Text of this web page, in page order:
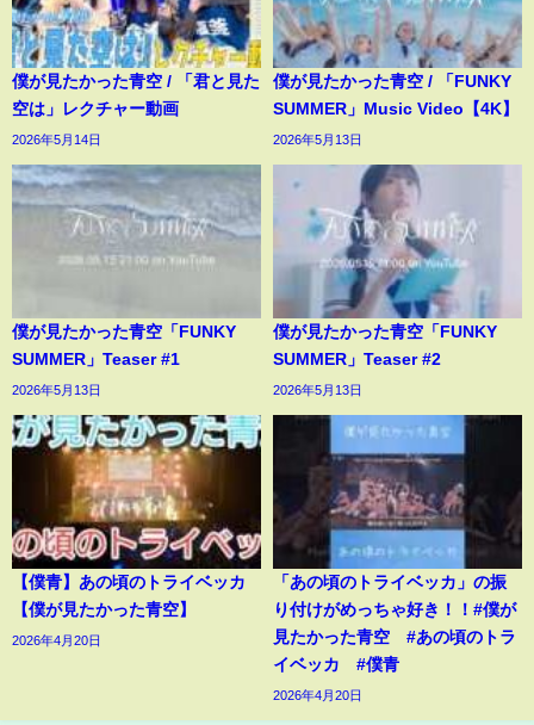
僕が見たかった青空 / 「君と見た
空は」レクチャー動画
2026年5月14日
僕が見たかった青空 / 「FUNKY
SUMMER」Music Video【4K】
2026年5月13日
僕が見たかった青空「FUNKY
SUMMER」Teaser #1
2026年5月13日
僕が見たかった青空「FUNKY
SUMMER」Teaser #2
2026年5月13日
【僕青】あの頃のトライベッカ
【僕が見たかった青空】
2026年4月20日
「あの頃のトライベッカ」の振
り付けがめっちゃ好き！！#僕が
見たかった青空 #あの頃のトラ
イベッカ #僕青
2026年4月20日